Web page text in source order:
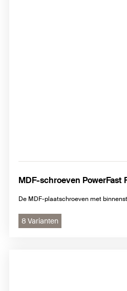
MDF-schroeven PowerFast
De MDF-plaatschroeven met
8 Varianten